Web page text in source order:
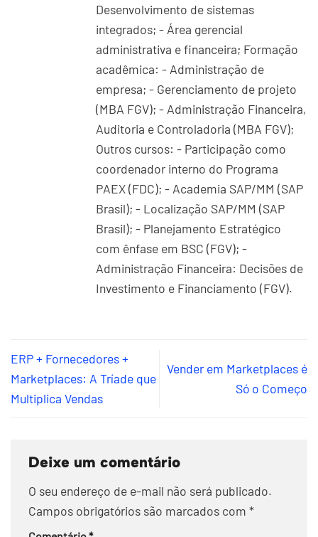
Desenvolvimento de sistemas
integrados; - Área gerencial
administrativa e financeira; Formação
acadêmica: - Administração de
empresa; - Gerenciamento de projeto
(MBA FGV); - Administração Financeira,
Auditoria e Controladoria (MBA FGV);
Outros cursos: - Participação como
coordenador interno do Programa
PAEX (FDC); - Academia SAP/MM (SAP
Brasil); - Localização SAP/MM (SAP
Brasil); - Planejamento Estratégico
com ênfase em BSC (FGV); -
Administração Financeira: Decisões de
Investimento e Financiamento (FGV).
ERP + Fornecedores +
Marketplaces: A Tríade que
Multiplica Vendas
Vender em Marketplaces é
Só o Começo
Deixe um comentário
O seu endereço de e-mail não será publicado.
Campos obrigatórios são marcados com *